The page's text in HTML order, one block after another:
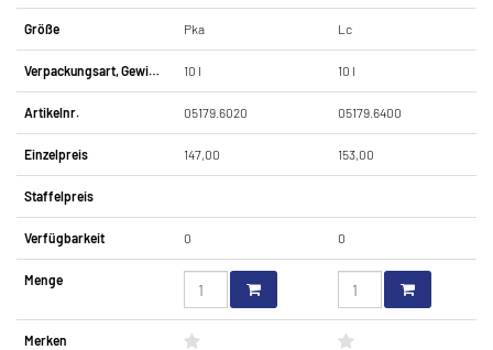
Größe Pka Lc
Verpackungsart, Gewindetyp 10 l 10 l
Artikelnr. 05179.6020 05179.6400
Einzelpreis 147,00 153,00
Staffelpreis
Verfügbarkeit 0 0
Menge
Merken